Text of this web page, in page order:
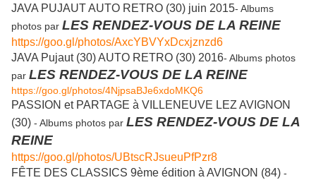
JAVA PUJAUT AUTO RETRO (30) juin 2015- Albums
photos par LES RENDEZ-VOUS DE LA REINE
https://goo.gl/photos/AxcYBVYxDcxjznzd6
JAVA Pujaut (30) AUTO RETRO (30) 2016- Albums photos
par LES RENDEZ-VOUS DE LA REINE
https://goo.gl/photos/4NjpsaBJe6xdoMKQ6
PASSION et PARTAGE à VILLENEUVE LEZ AVIGNON
(30) - Albums photos par LES RENDEZ-VOUS DE LA
REINE
https://goo.gl/photos/UBtscRJsueuPfPzr8
FÊTE DES CLASSICS 9ème édition à AVIGNON (84) -